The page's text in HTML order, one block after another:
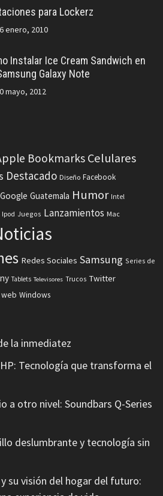
para Lockerz
enero, 2010
Instalar Ice Cream Sandwich en
Galaxy Note
mayo, 2012
Bookmarks Celulares
Destacado Diseño Facebook
Google Guatemala Humor Intel
Ipod Juegos Lanzamientos Mac
Redes Sociales Samsung Series de
Tablets Televisores Trucos Twitter
web Windows
la inmediatez
Tecnología que transforma el
a otro nivel: Soundbars Q-Series
deslumbrante y tecnología sin
y su visión del hogar del futuro: